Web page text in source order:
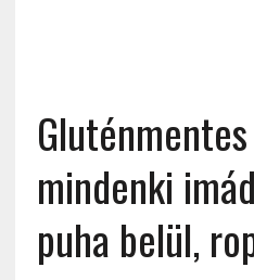
mindenki
puha belül,